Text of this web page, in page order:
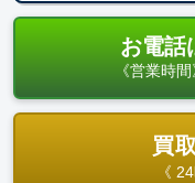
お電話
《営業時
買
《